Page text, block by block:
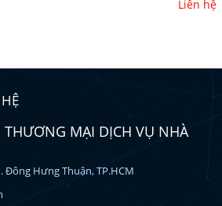
Liên hệ
THƯƠNG MẠI DỊCH VỤ NHÀ
Đông Hưng Thuận, TP.HCM